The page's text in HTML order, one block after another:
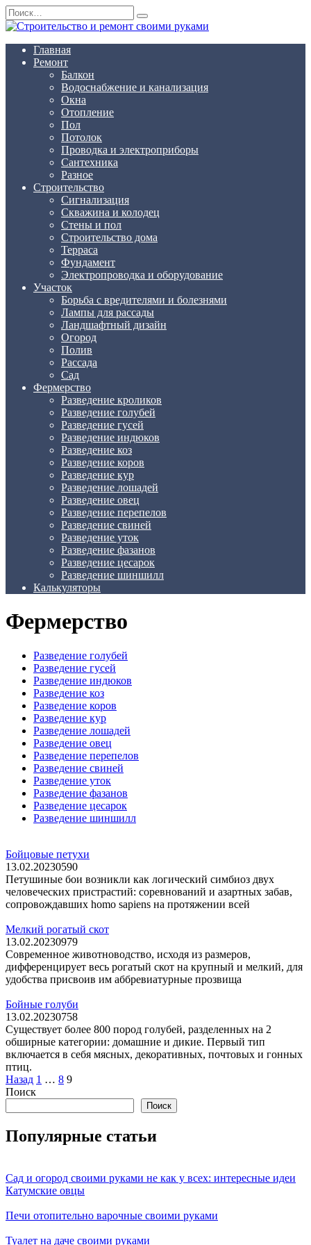
Перейти
к
содержанию
Search
for:
Главная
Ремонт
Балкон
Водоснабжение и канализация
Окна
Отопление
Пол
Потолок
Проводка и электроприборы
Сантехника
Разное
Строительство
Сигнализация
Скважина и колодец
Стены и пол
Строительство дома
Терраса
Фундамент
Электропроводка и оборудование
Участок
Борьба с вредителями и болезнями
Лампы для рассады
Ландшафтный дизайн
Огород
Полив
Рассада
Сад
Фермерство
Разведение кроликов
Разведение голубей
Разведение гусей
Разведение индюков
Разведение коз
Разведение коров
Разведение кур
Разведение лошадей
Разведение овец
Разведение перепелов
Разведение свиней
Разведение уток
Разведение фазанов
Разведение цесарок
Разведение шиншилл
Калькуляторы
Фермерство
Разведение голубей
Разведение гусей
Разведение индюков
Разведение коз
Разведение коров
Разведение кур
Разведение лошадей
Разведение овец
Разведение перепелов
Разведение свиней
Разведение уток
Разведение фазанов
Разведение цесарок
Разведение шиншилл
Бойцовые петухи
13.02.20230590
Петушиные бои возникли как логический симбиоз двух
человеческих пристрастий: соревнований и азартных забав,
сопровождавших homo sapiens на протяжении всей
Мелкий рогатый скот
13.02.20230979
Современное животноводство, исходя из размеров,
дифференцирует весь рогатый скот на крупный и мелкий, для
удобства присвоив им аббревиатурные прозвища
Бойные голуби
13.02.20230758
Существует более 800 пород голубей, разделенных на 2
обширные категории: домашние и дикие. Первый тип
включается в себя мясных, декоративных, почтовых и гонных
птиц.
Пагинация
записей
Назад 1 … 8 9
Поиск
Поиск
Популярные статьи
Сад и огород своими руками не как у всех: интересные идеи
Катумские овцы
Печи отопительно варочные своими руками
Туалет на даче своими руками